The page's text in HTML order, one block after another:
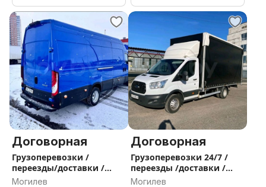
Договорная
Грузоперевозки /
переезды/доставки /
грузчики
Могилев
Договорная
Грузоперевозки 24/7 /
переезды /доставки /
грузчики
Могилев